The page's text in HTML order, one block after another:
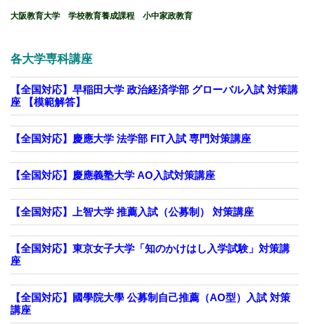
大阪教育大学 学校教育養成課程 小中家政教育
各大学専科講座
【全国対応】早稲田大学 政治経済学部 グローバル入試 対策講
座 【模範解答】
【全国対応】慶應大学 法学部 FIT入試 専門対策講座
【全国対応】慶應義塾大学 AO入試対策講座
【全国対応】上智大学 推薦入試（公募制） 対策講座
【全国対応】東京女子大学「知のかけはし入学試験」対策講
座
【全国対応】國學院大學 公募制自己推薦（AO型）入試 対策
講座